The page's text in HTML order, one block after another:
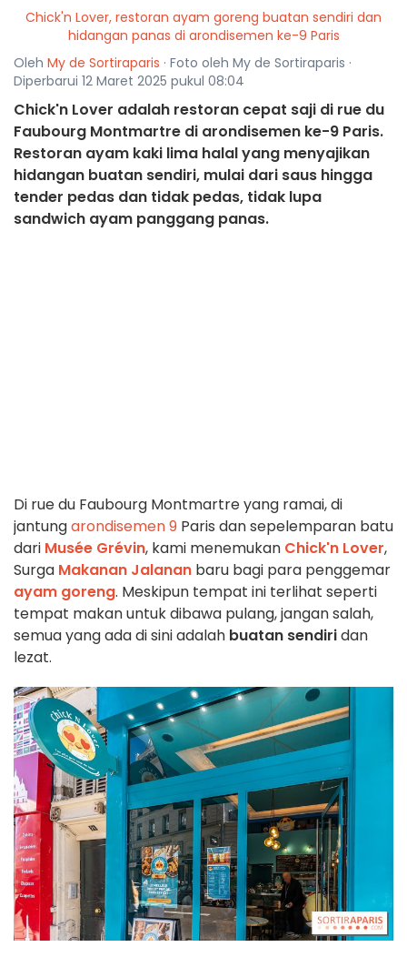
Chick'n Lover, restoran ayam goreng buatan sendiri dan
hidangan panas di arondisemen ke-9 Paris
Oleh My de Sortiraparis · Foto oleh My de Sortiraparis ·
Diperbarui 12 Maret 2025 pukul 08:04
Chick'n Lover adalah restoran cepat saji di rue du
Faubourg Montmartre di arondisemen ke-9 Paris.
Restoran ayam kaki lima halal yang menyajikan
hidangan buatan sendiri, mulai dari saus hingga
tender pedas dan tidak pedas, tidak lupa
sandwich ayam panggang panas.
Di rue du Faubourg Montmartre yang ramai, di
jantungarondisemen 9 Paris dan sepelemparan batu
dari Musée Grévin, kami menemukan Chick'n Lover,
Surga Makanan Jalanan baru bagi para penggemar
ayam goreng. Meskipun tempat ini terlihat seperti
tempat makan untuk dibawa pulang, jangan salah,
semua yang ada di sini adalah buatan sendiridan
lezat.